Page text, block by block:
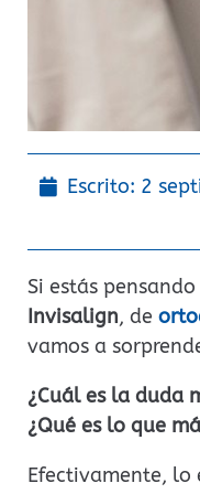
Escrito: 2
Si estás
Invisalign, de
vamos a
¿Cuál es la duda
¿Qué es lo que
Efectivamente, lo